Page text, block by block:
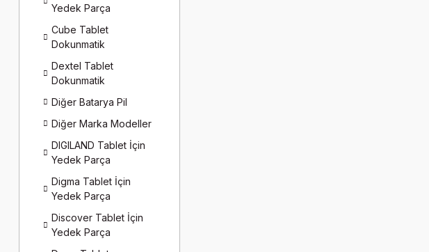
Yedek Parça
Cube Tablet
Dokunmatik
Dextel Tablet
Dokunmatik
Diğer Batarya Pil
Diğer Marka Modeller
DIGILAND Tablet İçin
Yedek Parça
Digma Tablet İçin
Yedek Parça
Discover Tablet İçin
Yedek Parça